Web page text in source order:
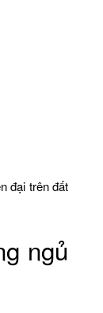
đại trên đất
ngủ